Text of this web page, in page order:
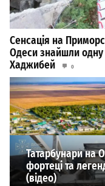
Сенсація на
Одеси знайшли
Хаджибей
0
03.08.2026
ВИБІР РЕДАКЦІЇ
Татарбунари на
фортеці та
(відео)